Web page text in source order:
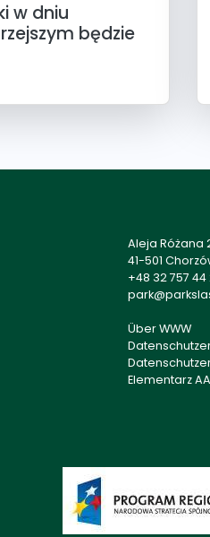
w dniu
będzie
Aleja Różana
41-501
+48 32 757 44
Über WWW
Elementarz